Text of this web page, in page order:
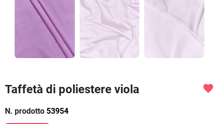
Taffetà di poliestere viola
N. prodotto 53954
favorite